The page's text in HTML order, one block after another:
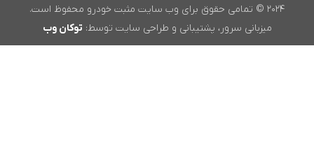
۲۰۲۴ © تمامی حقوق برای وب سایت مثبت خودرو محفوظ است.
میزبانی سرور، پشتیبانی و طراحی سایت توسط: توکان وب